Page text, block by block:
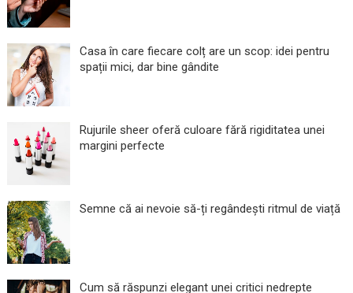
Casa în care fiecare colț are un scop: idei pentru
spații mici, dar bine gândite
Rujurile sheer oferă culoare fără rigiditatea unei
margini perfecte
Semne că ai nevoie să-ți regândești ritmul de viață
Cum să răspunzi elegant unei critici nedrepte